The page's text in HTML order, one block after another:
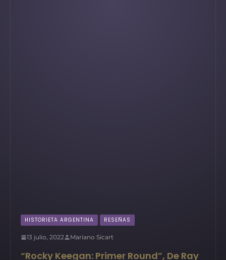
HISTORIETA ARGENTINA RESEÑAS
13 julio, 2022 Mariano Sicart
“Rocky Keegan: Primer Round”, De Ray